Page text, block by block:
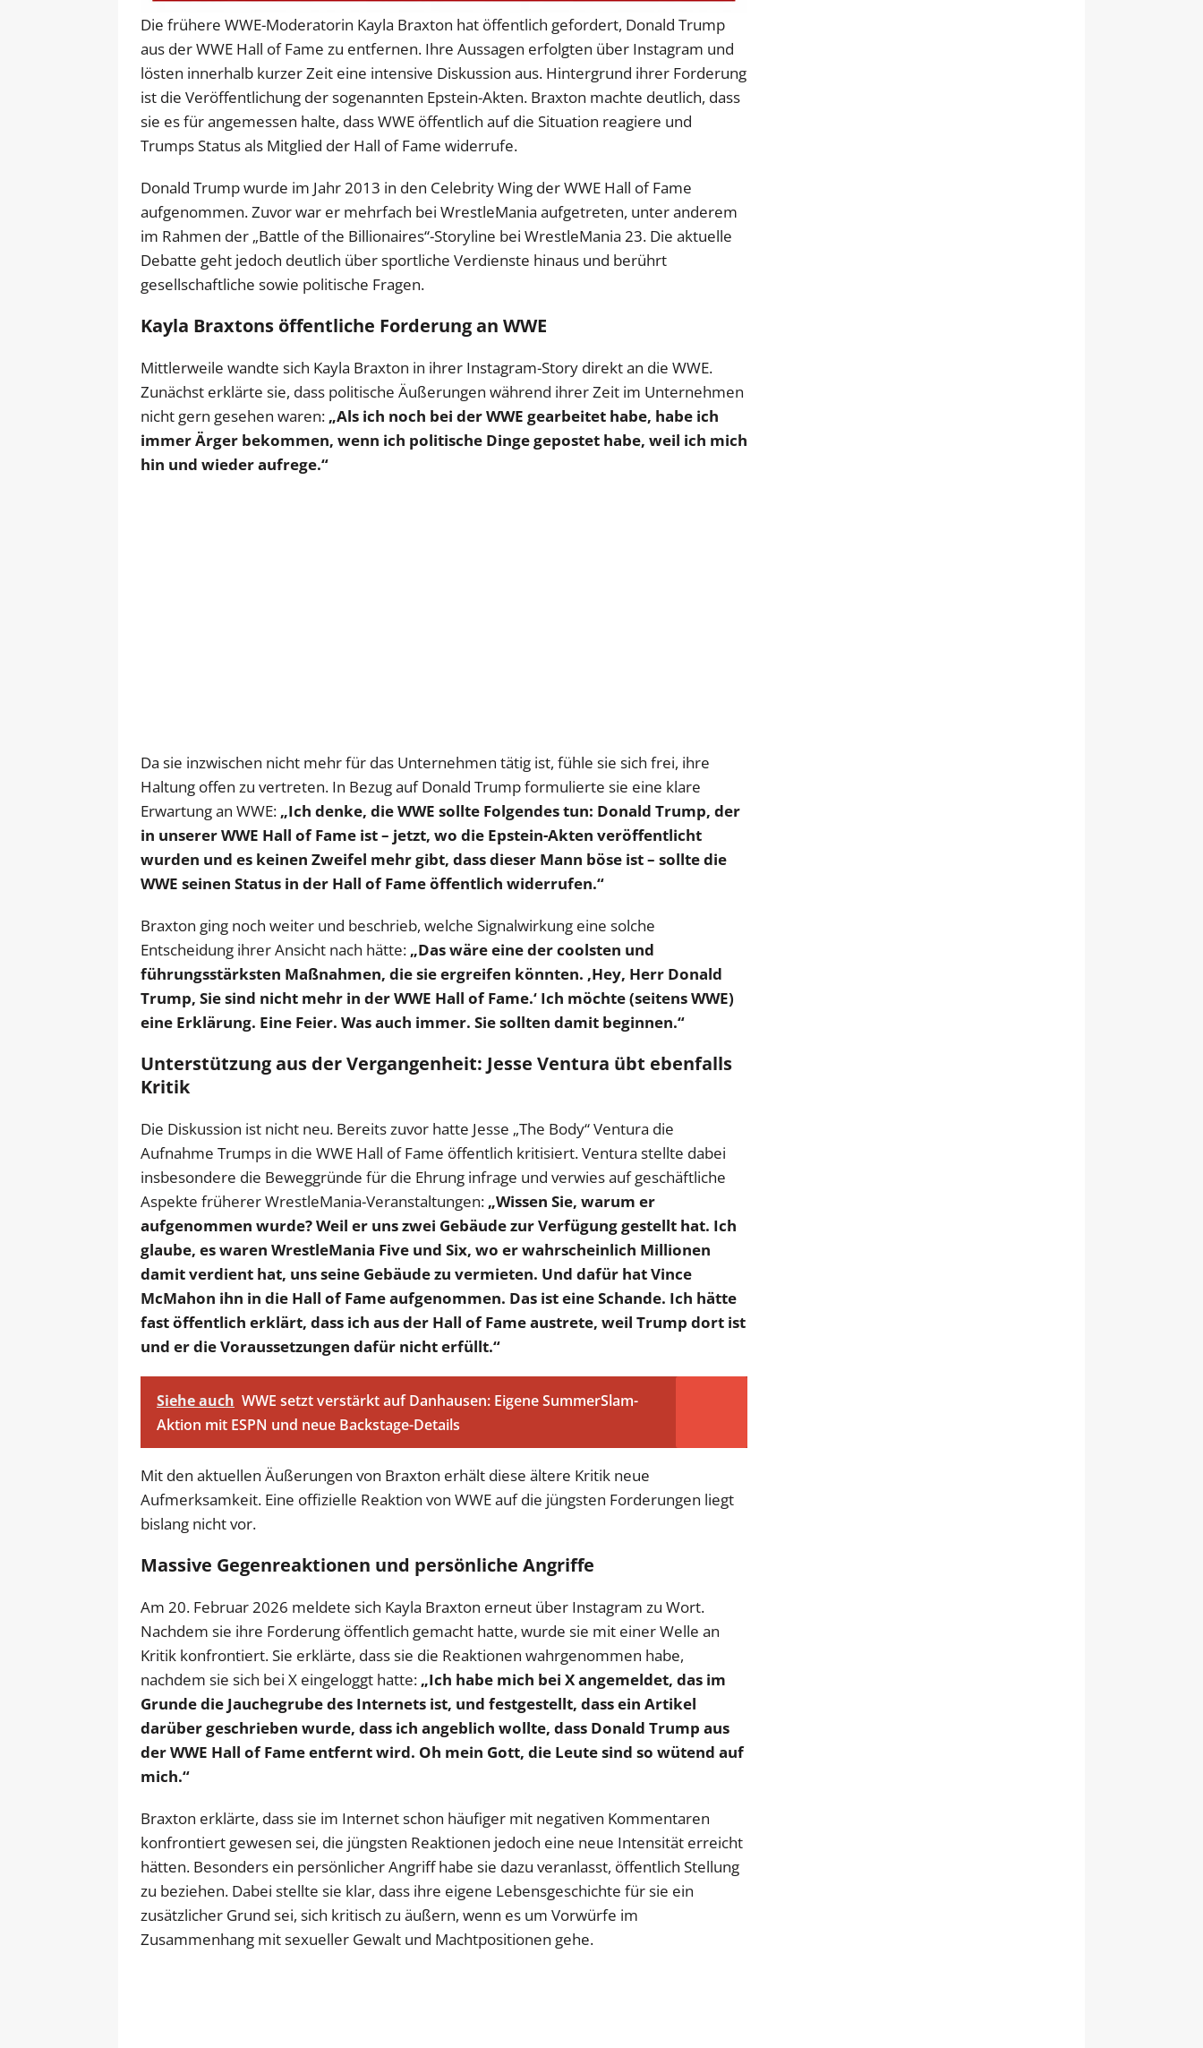
Die frühere WWE-Moderatorin Kayla Braxton hat öffentlich gefordert, Donald Trump
aus der WWE Hall of Fame zu entfernen. Ihre Aussagen erfolgten über Instagram und
lösten innerhalb kurzer Zeit eine intensive Diskussion aus. Hintergrund ihrer Forderung
ist die Veröffentlichung der sogenannten Epstein-Akten. Braxton machte deutlich, dass
sie es für angemessen halte, dass WWE öffentlich auf die Situation reagiere und
Trumps Status als Mitglied der Hall of Fame widerrufe.
Donald Trump wurde im Jahr 2013 in den Celebrity Wing der WWE Hall of Fame
aufgenommen. Zuvor war er mehrfach bei WrestleMania aufgetreten, unter anderem
im Rahmen der „Battle of the Billionaires“-Storyline bei WrestleMania 23. Die aktuelle
Debatte geht jedoch deutlich über sportliche Verdienste hinaus und berührt
gesellschaftliche sowie politische Fragen.
Kayla Braxtons öffentliche Forderung an WWE
Mittlerweile wandte sich Kayla Braxton in ihrer Instagram-Story direkt an die WWE.
Zunächst erklärte sie, dass politische Äußerungen während ihrer Zeit im Unternehmen
nicht gern gesehen waren: „Als ich noch bei der WWE gearbeitet habe, habe ich
immer Ärger bekommen, wenn ich politische Dinge gepostet habe, weil ich mich
hin und wieder aufrege.“
Da sie inzwischen nicht mehr für das Unternehmen tätig ist, fühle sie sich frei, ihre
Haltung offen zu vertreten. In Bezug auf Donald Trump formulierte sie eine klare
Erwartung an WWE: „Ich denke, die WWE sollte Folgendes tun: Donald Trump, der
in unserer WWE Hall of Fame ist – jetzt, wo die Epstein-Akten veröffentlicht
wurden und es keinen Zweifel mehr gibt, dass dieser Mann böse ist – sollte die
WWE seinen Status in der Hall of Fame öffentlich widerrufen.“
Braxton ging noch weiter und beschrieb, welche Signalwirkung eine solche
Entscheidung ihrer Ansicht nach hätte: „Das wäre eine der coolsten und
führungsstärksten Maßnahmen, die sie ergreifen könnten. ‚Hey, Herr Donald
Trump, Sie sind nicht mehr in der WWE Hall of Fame.‘ Ich möchte (seitens WWE)
eine Erklärung. Eine Feier. Was auch immer. Sie sollten damit beginnen.“
Unterstützung aus der Vergangenheit: Jesse Ventura übt ebenfalls
Kritik
Die Diskussion ist nicht neu. Bereits zuvor hatte Jesse „The Body“ Ventura die
Aufnahme Trumps in die WWE Hall of Fame öffentlich kritisiert. Ventura stellte dabei
insbesondere die Beweggründe für die Ehrung infrage und verwies auf geschäftliche
Aspekte früherer WrestleMania-Veranstaltungen: „Wissen Sie, warum er
aufgenommen wurde? Weil er uns zwei Gebäude zur Verfügung gestellt hat. Ich
glaube, es waren WrestleMania Five und Six, wo er wahrscheinlich Millionen
damit verdient hat, uns seine Gebäude zu vermieten. Und dafür hat Vince
McMahon ihn in die Hall of Fame aufgenommen. Das ist eine Schande. Ich hätte
fast öffentlich erklärt, dass ich aus der Hall of Fame austrete, weil Trump dort ist
und er die Voraussetzungen dafür nicht erfüllt.“
Siehe auch WWE setzt verstärkt auf Danhausen: Eigene SummerSlam-
Aktion mit ESPN und neue Backstage-Details
Mit den aktuellen Äußerungen von Braxton erhält diese ältere Kritik neue
Aufmerksamkeit. Eine offizielle Reaktion von WWE auf die jüngsten Forderungen liegt
bislang nicht vor.
Massive Gegenreaktionen und persönliche Angriffe
Am 20. Februar 2026 meldete sich Kayla Braxton erneut über Instagram zu Wort.
Nachdem sie ihre Forderung öffentlich gemacht hatte, wurde sie mit einer Welle an
Kritik konfrontiert. Sie erklärte, dass sie die Reaktionen wahrgenommen habe,
nachdem sie sich bei X eingeloggt hatte: „Ich habe mich bei X angemeldet, das im
Grunde die Jauchegrube des Internets ist, und festgestellt, dass ein Artikel
darüber geschrieben wurde, dass ich angeblich wollte, dass Donald Trump aus
der WWE Hall of Fame entfernt wird. Oh mein Gott, die Leute sind so wütend auf
mich.“
Braxton erklärte, dass sie im Internet schon häufiger mit negativen Kommentaren
konfrontiert gewesen sei, die jüngsten Reaktionen jedoch eine neue Intensität erreicht
hätten. Besonders ein persönlicher Angriff habe sie dazu veranlasst, öffentlich Stellung
zu beziehen. Dabei stellte sie klar, dass ihre eigene Lebensgeschichte für sie ein
zusätzlicher Grund sei, sich kritisch zu äußern, wenn es um Vorwürfe im
Zusammenhang mit sexueller Gewalt und Machtpositionen gehe.